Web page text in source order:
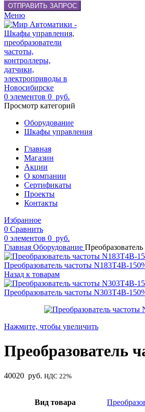
ОТПРАВИТЬ ЗАПРОС
Меню
0 элементов 0 руб.
Просмотр категорий
Оборудование
Шкафы управления
Главная
Магазин
Акции
О компании
Сертификаты
Проекты
Контакты
Избранное
0 Сравнить
0 элементов 0 руб.
Главная Оборудование
Преобразователь частоты N183T4B-
Назад к товарам
Преобразователь частоты N303T4B-
Нажмите, чтобы увеличить
Преобразователь
40020 руб. НДС 22%
Вид товара